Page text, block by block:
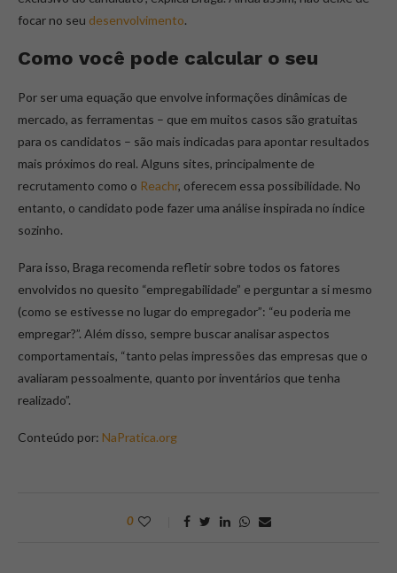
focar no seu desenvolvimento.
Como você pode calcular o seu
Por ser uma equação que envolve informações dinâmicas de
mercado, as ferramentas – que em muitos casos são gratuitas
para os candidatos – são mais indicadas para apontar resultados
mais próximos do real. Alguns sites, principalmente de
recrutamento como o Reachr, oferecem essa possibilidade. No
entanto, o candidato pode fazer uma análise inspirada no índice
sozinho.
Para isso, Braga recomenda refletir sobre todos os fatores
envolvidos no quesito “empregabilidade” e perguntar a si mesmo
(como se estivesse no lugar do empregador”: “eu poderia me
empregar?”. Além disso, sempre buscar analisar aspectos
comportamentais, “tanto pelas impressões das empresas que o
avaliaram pessoalmente, quanto por inventários que tenha
realizado”.
Conteúdo por: NaPratica.org
0